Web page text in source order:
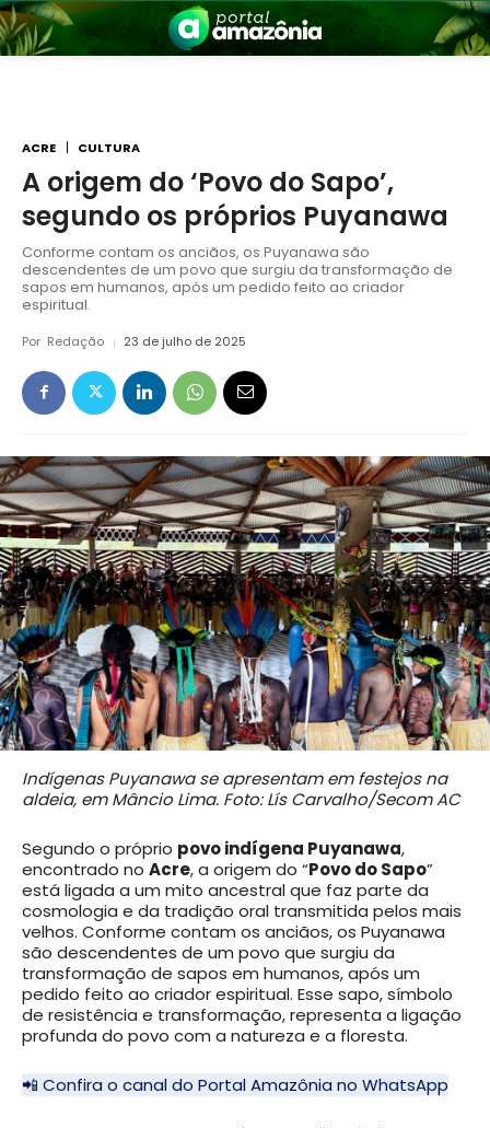
ACRE CULTURA
A origem do ‘Povo do Sapo’,
segundo os próprios Puyanawa
Conforme contam os anciãos, os Puyanawa são
descendentes de um povo que surgiu da transformação de
sapos em humanos, após um pedido feito ao criador
espiritual.
Por Redação 23 de julho de 2025
Indígenas Puyanawa se apresentam em festejos na
aldeia, em Mâncio Lima. Foto: Lís Carvalho/Secom AC
Segundo o próprio povo indígena Puyanawa,
encontrado no Acre, a origem do “Povo do Sapo”
está ligada a um mito ancestral que faz parte da
cosmologia e da tradição oral transmitida pelos mais
velhos. Conforme contam os anciãos, os Puyanawa
são descendentes de um povo que surgiu da
transformação de sapos em humanos, após um
pedido feito ao criador espiritual. Esse sapo, símbolo
de resistência e transformação, representa a ligação
profunda do povo com a natureza e a floresta.
📲 Confira o canal do Portal Amazônia no WhatsApp